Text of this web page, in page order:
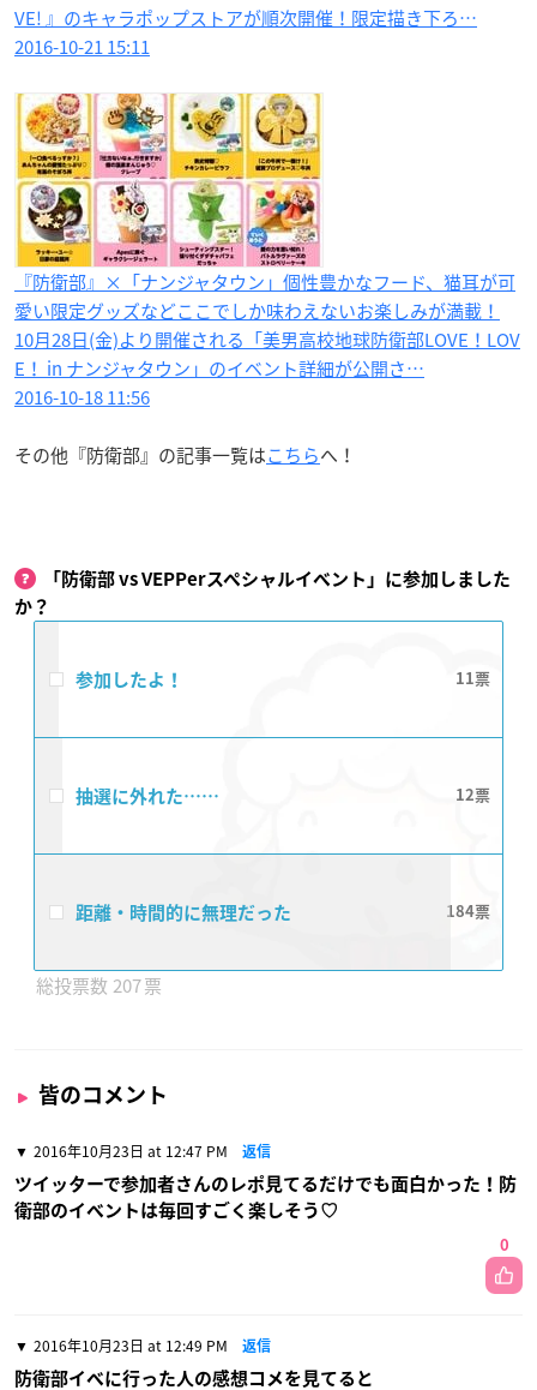
VE! 』のキャラポップストアが順次開催！限定描き下ろ…
2016-10-21 15:11
『防衛部』×「ナンジャタウン」個性豊かなフード、猫耳が可
愛い限定グッズなどここでしか味わえないお楽しみが満載！
10月28日(金)より開催される「美男高校地球防衛部LOVE！LOV
E！ in ナンジャタウン」のイベント詳細が公開さ…
2016-10-18 11:56
その他『防衛部』の記事一覧はこちらへ！
「防衛部 vs VEPPerスペシャルイベント」に参加しました
か？
参加したよ！ 11
抽選に外れた…… 12
距離・時間的に無理だった 184
207
皆のコメント
2016年10月23日 at 12:47 PM 返信
ツイッターで参加者さんのレポ見てるだけでも面白かった！防
衛部のイベントは毎回すごく楽しそう♡
0
2016年10月23日 at 12:49 PM 返信
防衛部イベに行った人の感想コメを見てると